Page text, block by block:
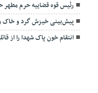
رئیس قوه قضاییه حرم
پیش‌بینی خیزش گرد و خاک
انتقام خون پاک شهدا را از